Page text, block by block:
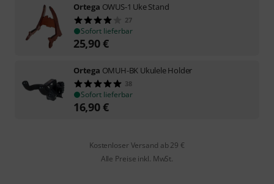
Ortega OWUS-1 Uke Stand
27
Sofort lieferbar
25,90€
Ortega OMUH-BK Ukulele Holder
38
Sofort lieferbar
16,90€
Kostenloser Versand ab 29 €
Alle Preise inkl. MwSt.